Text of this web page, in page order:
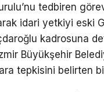
tedbiren
idari yetkiyi eski
kadrosuna
Büyükşehir
tepkisini belirten